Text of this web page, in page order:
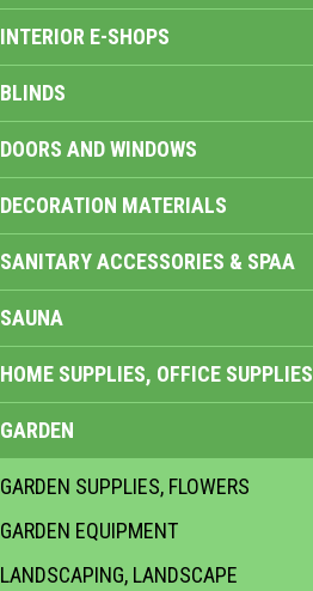
INTERIOR E-SHOPS
BLINDS
DOORS AND WINDOWS
DECORATION MATERIALS
SANITARY ACCESSORIES & SPAA
SAUNA
HOME SUPPLIES, OFFICE SUPPLIES
GARDEN
GARDEN SUPPLIES, FLOWERS
GARDEN EQUIPMENT
LANDSCAPING, LANDSCAPE